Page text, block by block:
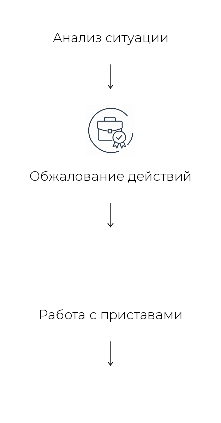
Анализ ситуации
Обжалование действий
Работа с приставами